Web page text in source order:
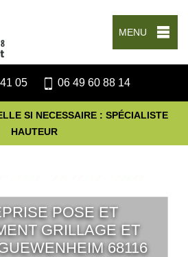
MENU
05 06 49 60 88 14
SI NECESSAIRE : SPÉCIALISTE
HAUTEUR
POSE ET
GRILLAGE ET
68116